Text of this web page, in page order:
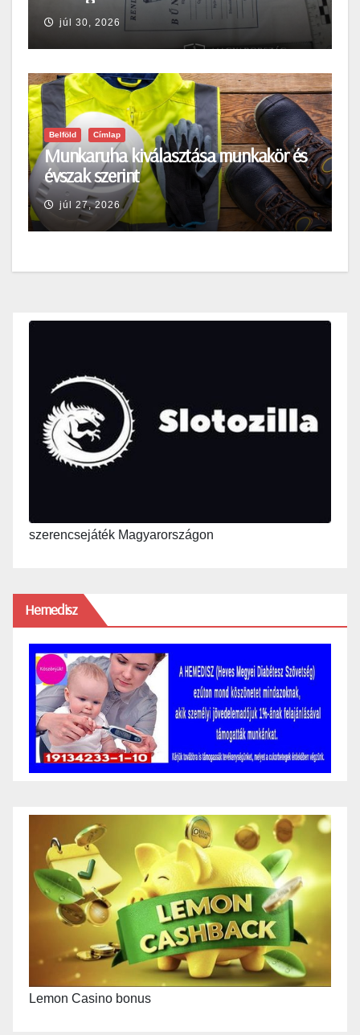
júl 30, 2026
Belföld Címlap
Munkaruha kiválasztása munkakör és
évszak szerint
júl 27, 2026
szerencsejáték Magyarországon
Hemedisz
Lemon Casino bonus